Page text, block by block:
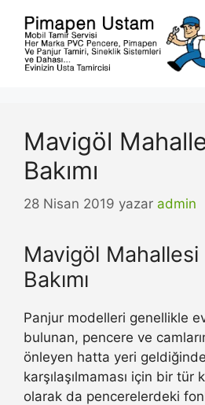
Mavigöl
Bakımı
28 Nisan 2019 yazar admin
Mavigöl Mahallesi
Bakımı
Panjur modelleri genellikle
bulunan, pencere ve
önleyen hatta yeri geldiğinde
karşılaşılmaması için bir tür
olarak da pencerelerdeki